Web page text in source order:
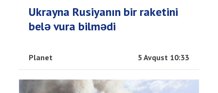
Ukrayna Rusiyanın bir raketini
belə vura bilmədi
Planet 5 Avqust 10:33